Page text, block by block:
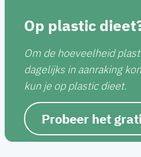
Op plastic
Om de hoeveelheid
dagelijks in aanraking
kun je op plastic dieet.
Probeer het